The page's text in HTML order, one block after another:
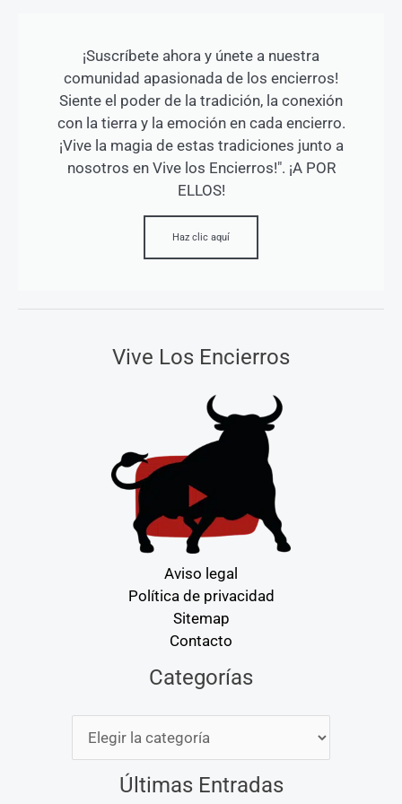
¡Suscríbete ahora y únete a nuestra
comunidad apasionada de los encierros!
Siente el poder de la tradición, la conexión
con la tierra y la emoción en cada encierro.
¡Vive la magia de estas tradiciones junto a
nosotros en Vive los Encierros!". ¡A POR
ELLOS!
Haz clic aquí
Vive Los Encierros
Aviso legal
Política de privacidad
Sitemap
Contacto
Categorías
Últimas Entradas